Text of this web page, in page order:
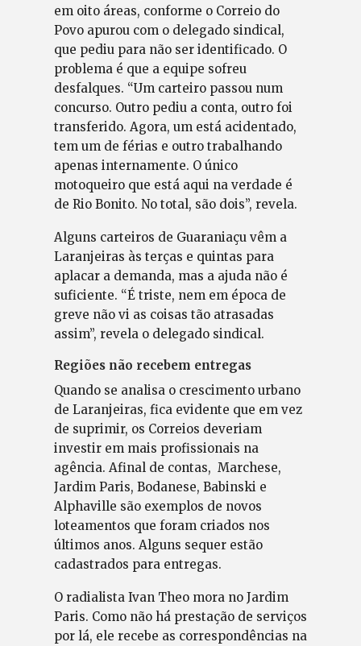
em oito áreas, conforme o Correio do
Povo apurou com o delegado sindical,
que pediu para não ser identificado. O
problema é que a equipe sofreu
desfalques. “Um carteiro passou num
concurso. Outro pediu a conta, outro foi
transferido. Agora, um está acidentado,
tem um de férias e outro trabalhando
apenas internamente. O único
motoqueiro que está aqui na verdade é
de Rio Bonito. No total, são dois”, revela.
Alguns carteiros de Guaraniaçu vêm a
Laranjeiras às terças e quintas para
aplacar a demanda, mas a ajuda não é
suficiente. “É triste, nem em época de
greve não vi as coisas tão atrasadas
assim”, revela o delegado sindical.
Regiões não recebem entregas
Quando se analisa o crescimento urbano
de Laranjeiras, fica evidente que em vez
de suprimir, os Correios deveriam
investir em mais profissionais na
agência. Afinal de contas, Marchese,
Jardim Paris, Bodanese, Babinski e
Alphaville são exemplos de novos
loteamentos que foram criados nos
últimos anos. Alguns sequer estão
cadastrados para entregas.
O radialista Ivan Theo mora no Jardim
Paris. Como não há prestação de serviços
por lá, ele recebe as correspondências na